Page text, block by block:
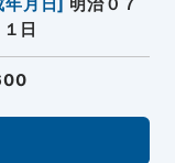
年月日] 明治０７
日